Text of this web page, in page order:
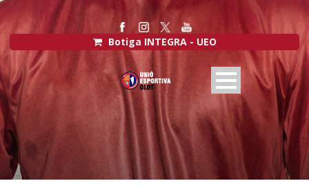
Botiga INTEGRA - UEO